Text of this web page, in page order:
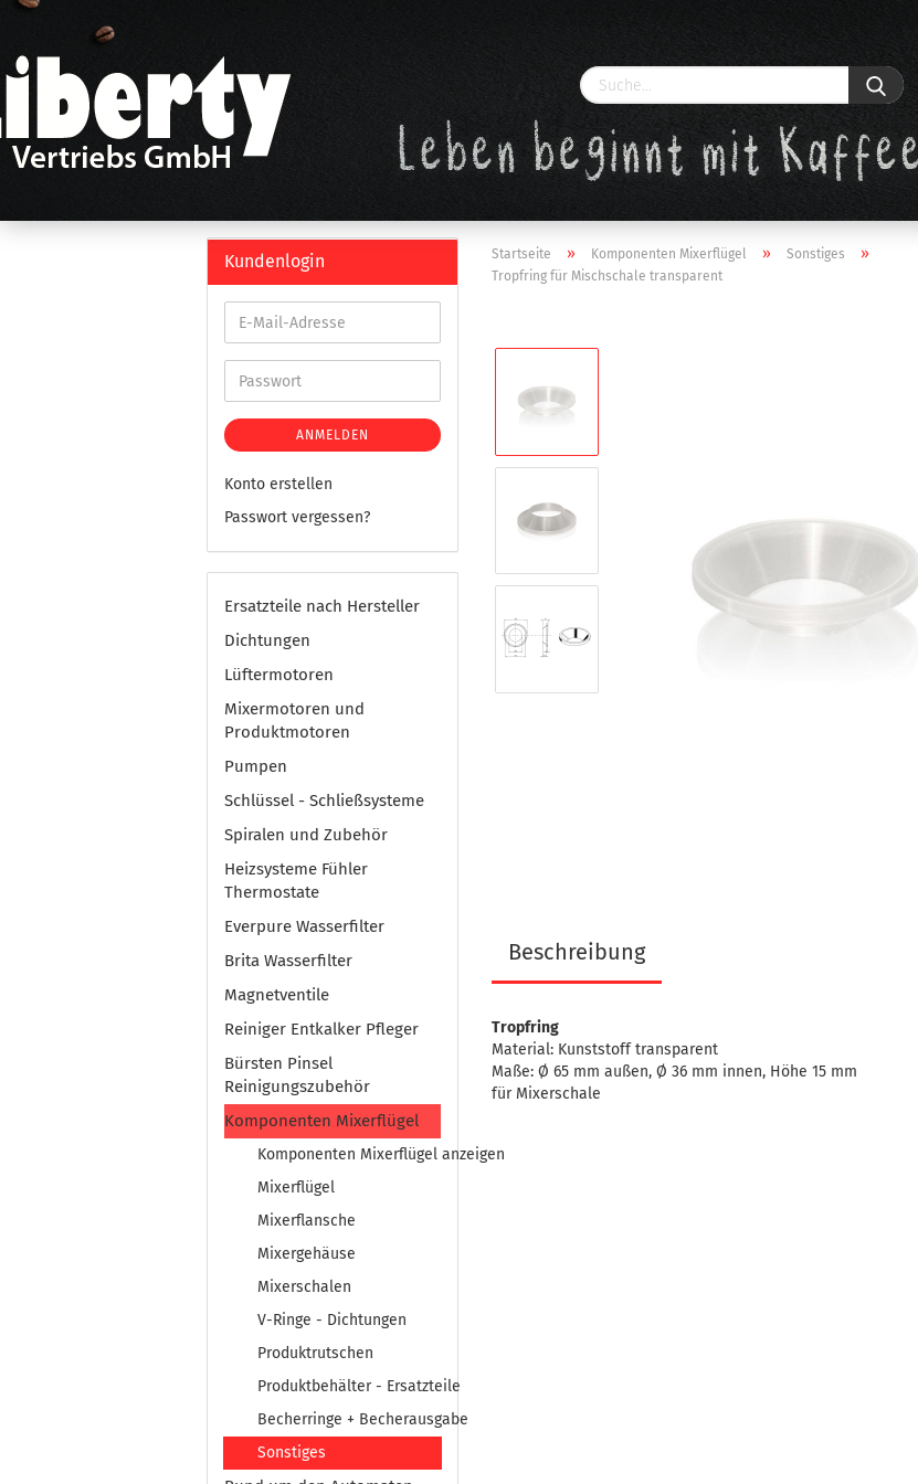
Startseite » Komponenten Mixerflügel » Sonstiges »
Tropfring für Mischschale transparent
Beschreibung
Tropfring
Material: Kunststoff transparent
Maße: Ø 65 mm außen, Ø 36 mm innen, Höhe 15 mm
für Mixerschale
Kundenlogin
ANMELDEN
Konto erstellen
Passwort vergessen?
Ersatzteile nach Hersteller
Dichtungen
Lüftermotoren
Mixermotoren und
Produktmotoren
Pumpen
Schlüssel - Schließsysteme
Spiralen und Zubehör
Heizsysteme Fühler
Thermostate
Everpure Wasserfilter
Brita Wasserfilter
Magnetventile
Reiniger Entkalker Pfleger
Bürsten Pinsel
Reinigungszubehör
Komponenten Mixerflügel
Komponenten Mixerflügel anzeigen
Mixerflügel
Mixerflansche
Mixergehäuse
Mixerschalen
V-Ringe - Dichtungen
Produktrutschen
Produktbehälter - Ersatzteile
Becherringe + Becherausgabe
Sonstiges